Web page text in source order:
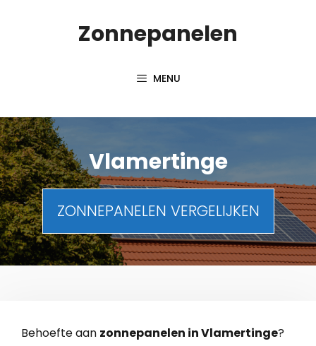
Zonnepanelen
MENU
Vlamertinge
ZONNEPANELEN VERGELIJKEN
Behoefte aan zonnepanelen in Vlamertinge?